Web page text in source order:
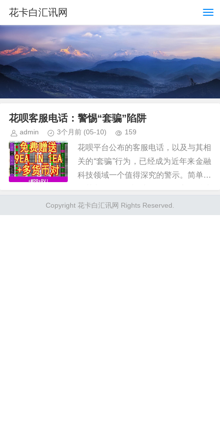
花卡白汇讯网
花呗客服电话：警惕“套骗”陷阱
admin 3个月前 (05-10) 159
花呗平台公布的客服电话，以及与其相
关的“套骗”行为，已经成为近年来金融
科技领域一个值得深究的警示。简单地
了用户信任度下降、信息不对称以及部
分不法分子利用金融平台漏洞...
Copyright 花卡白汇讯网 Rights Reserved.